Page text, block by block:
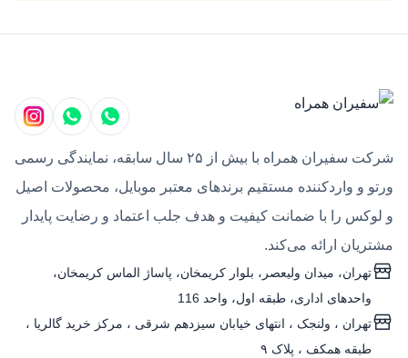
شرکت سفیران همراه با بیش از ۲۵ سال سابقه، نمایندگی رسمی
ورتو و واردکننده مستقیم برندهای معتبر موبایل، محصولات اصیل
و لوکس را با ضمانت کیفیت و هدف جلب اعتماد و رضایت پایدار
مشتریان ارائه می‌کند.
تهران، میدان ولیعصر، بلوار کریمخان، پاساژ الماس کریمخان،
واحدهای اداری، طبقه اول، واحد 116
تهران ، ولنجک‌ ، انتهای خیابان سیزدهم شرقی ، مرکز خرید گالریا ،
طبقه همکف ، پلاک ۹